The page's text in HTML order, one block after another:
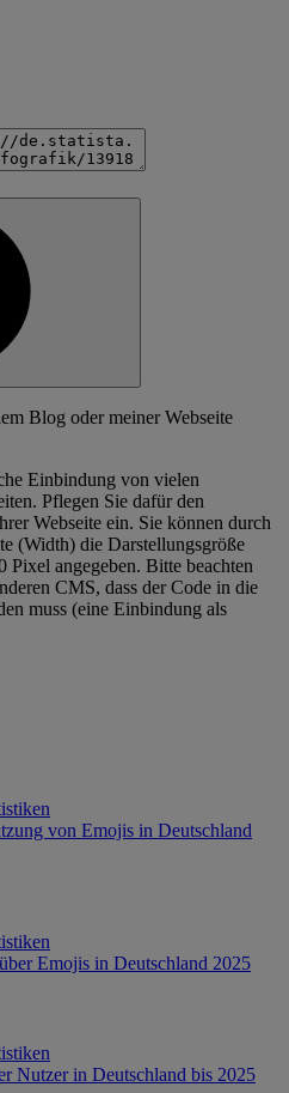
Blog oder meiner Webseite
Einbindung von vielen
Pflegen Sie dafür den
Webseite ein. Sie können durch
(Width) die Darstellungsgröße
Pixel angegeben. Bitte beachten
CMS, dass der Code in die
muss (eine Einbindung als
von Emojis in Deutschland
Emojis in Deutschland 2025
Nutzer in Deutschland bis 2025